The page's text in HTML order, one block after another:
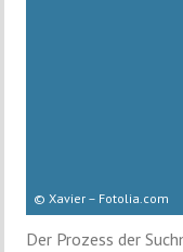
© Xavier – Fotolia.com
Der Prozess der